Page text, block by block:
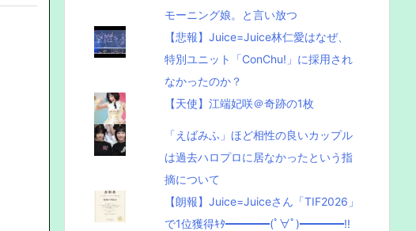
モーニング娘。と言い放つ
【悲報】Juice=Juice林仁愛はなぜ、
特別ユニット「ConChu!」に採用され
なかったのか？
【天使】江端妃咲＠奇跡の1枚
「えばみふ」ほど相性の良いカップル
は過去ハロプロに居なかったという指
摘について
【朗報】Juice=Juiceさん「TIF2026」
で1位獲得ｷﾀ━━━━(ﾟ∀ﾟ)━━━━!!